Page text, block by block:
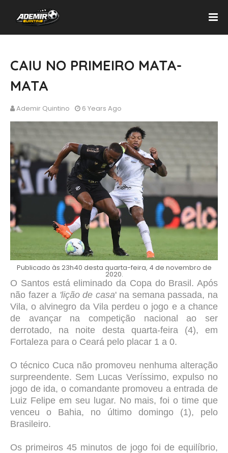
CAIU NO PRIMEIRO MATA-
MATA
Ademir Quintino 6 Years Ago
Publicado às 23h40 desta quarta-feira, 4 de novembro de
2020.
O Santos está eliminado da Copa do Brasil. Após
não fazer a 'lição de casa' na semana passada, na
Vila, o alvinegro da Vila perdeu o jogo e a chance
de avançar na competição nacional ao ser
derrotado, na noite desta quarta-feira (4), em
Fortaleza para o Ceará pelo placar 1 a 0.
O técnico Cuca não promoveu nenhuma alteração
surpreendente. Sem Lucas Veríssimo, expulso no
jogo de ida, o comandante promoveu a entrada de
Luiz Felipe em seu lugar. No mais, foi o time que
venceu o Bahia, no último domingo (1), pelo
Brasileiro.
Os primeiros 45 minutos de jogo foi de equilíbrio,